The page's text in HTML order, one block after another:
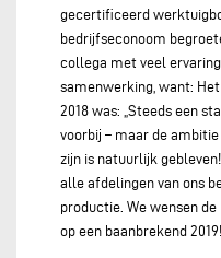
gecertificeerd
bedrijfseconoom
collega met veel
samenwerking, want:
2018 was: „Steeds een
voorbij – maar de
zijn is natuurlijk
alle afdelingen van ons
productie. We wensen
op een baanbrekend 2019!